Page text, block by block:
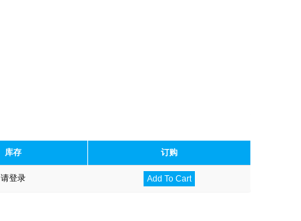
库存 订购
请登录 Add To Cart